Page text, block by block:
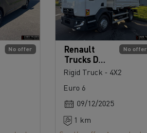
No offer No offer
Renault
Trucks D
280
Rigid Truck - 4X2
Euro 6
09/12/2025
1 km